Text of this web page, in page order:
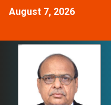
August 7, 2026